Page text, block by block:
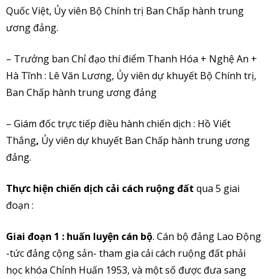
Quốc Việt, Ủy viên Bộ Chính trị Ban Chấp hành trung
ương đảng.
– Trưởng ban Chỉ đạo thí điểm Thanh Hóa + Nghệ An +
Hà Tĩnh : Lê Văn Lương, Ủy viên dự khuyết Bộ Chính trị,
Ban Chấp hành trung ương đảng
– Giám đốc trực tiếp điều hành chiến dịch : Hồ Viết
Thắng, Ủy viên dự khuyết Ban Chấp hành trung ương
đảng.
Thực hiện chiến dịch cải cách ruộng đất qua 5 giai
đoạn :
Giai đoạn 1 : huấn luyện cán bộ. Cán bộ đảng Lao Động
-tức đảng cộng sản- tham gia cải cách ruộng đất phải
học khóa Chỉnh Huấn 1953, và một số được đưa sang